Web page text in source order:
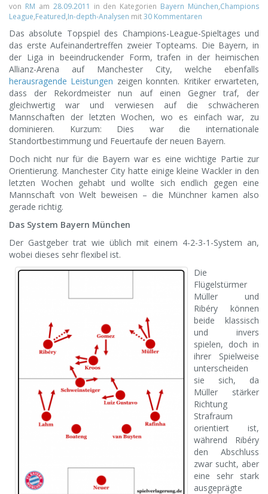
von RM am 28.09.2011 in den Kategorien Bayern München,Champions
League,Featured,In-depth-Analysen mit30 Kommentaren
Das absolute Topspiel des Champions-League-Spieltages und
das erste Aufeinandertreffen zweier Topteams. Die Bayern, in
der Liga in beeindruckender Form, trafen in der heimischen
Allianz-Arena auf Manchester City, welche ebenfalls
herausragende Leistungen zeigen konnten. Kritiker erwarteten,
dass der Rekordmeister nun auf einen Gegner traf, der
gleichwertig war und verwiesen auf die schwächeren
Mannschaften der letzten Wochen, wo es einfach war, zu
dominieren. Kurzum: Dies war die internationale
Standortbestimmung und Feuertaufe der neuen Bayern.
Doch nicht nur für die Bayern war es eine wichtige Partie zur
Orientierung. Manchester City hatte einige kleine Wackler in den
letzten Wochen gehabt und wollte sich endlich gegen eine
Mannschaft von Welt beweisen – die Münchner kamen also
gerade richtig.
Das System Bayern München
Der Gastgeber trat wie üblich mit einem 4-2-3-1-System an,
wobei dieses sehr flexibel ist.
Die
Flügelstürmer
Müller und
Ribéry können
beide klassisch
und invers
spielen, doch in
ihrer Spielweise
unterscheiden
sie sich, da
Müller stärker
Richtung
Strafraum
orientiert ist,
während Ribéry
den Abschluss
zwar sucht, aber
eine sehr stark
ausgeprägte